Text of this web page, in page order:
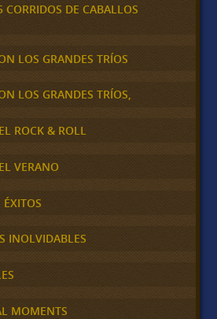
CORRIDOS DE CABALLOS
LOS GRANDES TRÍOS
LOS GRANDES TRÍOS,
ROCK & ROLL
VERANO
INOLVIDABLES
MOMENTS